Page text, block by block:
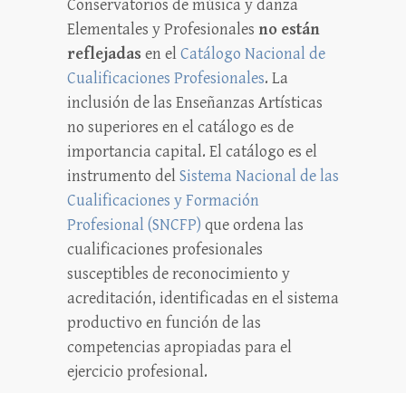
Conservatorios de música y danza
Elementales y Profesionales no están
reflejadasen elCatálogo Nacional de
Cualificaciones Profesionales. La
inclusión de las Enseñanzas Artísticas
no superiores en el catálogo es de
importancia capital. El catálogo es el
instrumento delSistema Nacional de las
Cualificaciones y Formación
Profesional (SNCFP) que ordena las
cualificaciones profesionales
susceptibles de reconocimiento y
acreditación, identificadas en el sistema
productivo en función de las
competencias apropiadas para el
ejercicio profesional.